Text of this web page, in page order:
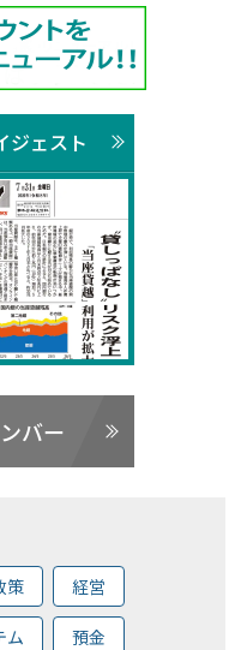
ジェスト
バー
策 経営
ム 預金